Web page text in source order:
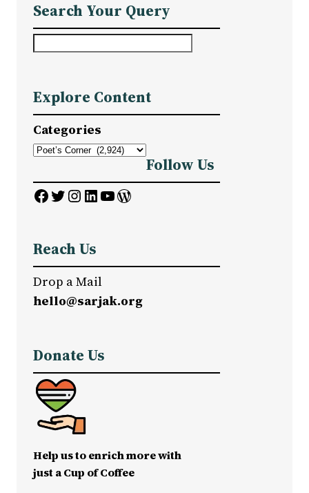
Search Your Query
r
c
h
Explore Content
Categories
Follow Us
Facebook Twitter InstagramLinkedIn YouTube WordPress
Reach Us
Drop a Mail
hello@sarjak.org
Donate Us
Help us to enrich more with
just a Cup of Coffee